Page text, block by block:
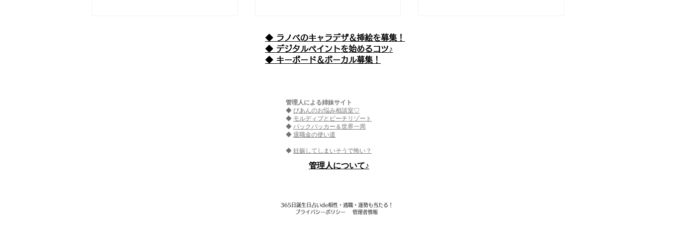
えぴそーど９９ 『魔王が女
の子ってマジなの!?(仮) -も
の言わぬ革命者-』
◆ ラノベのキャラデザ＆挿絵を募集！
​◆ デジタルペイントを始めるコツ♪
◆ キーボード＆ボーカル募集！
管理人による姉妹サイト
◆ びあんのお悩み相談室♡
◆ モルディブとビーチリゾート
◆ バックパッカー＆世界一周
◆ 退職金の使い道
◆ 妊娠してしまいそうで怖い？
​管理人について♪
365日誕生日占いde相性・適職・​運勢も当たる！
プライバシーポリシー
管理者情報